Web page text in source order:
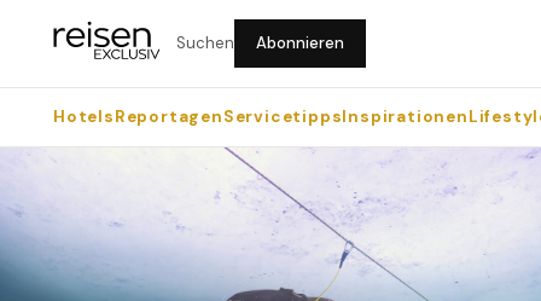
Suchen Abonnieren
HotelsReportagenServicetippsInspirationen